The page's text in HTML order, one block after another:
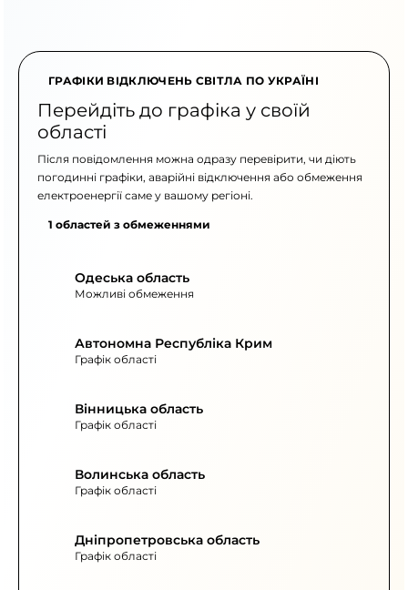
ГРАФІКИ ВІДКЛЮЧЕНЬ СВІТЛА ПО УКРАЇНІ
Перейдіть до графіка у своїй
області
Після повідомлення можна одразу перевірити, чи діють
погодинні графіки, аварійні відключення або обмеження
електроенергії саме у вашому регіоні.
1 областей з обмеженнями
Одеська область
Можливі обмеження
Автономна Республіка Крим
Графік області
Вінницька область
Графік області
Волинська область
Графік області
Дніпропетровська область
Графік області